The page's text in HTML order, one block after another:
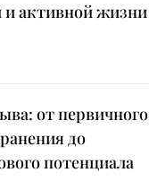
и активной жизни
от первичного
до
потенциала